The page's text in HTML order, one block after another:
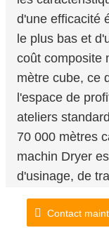
d'une efficacité
le plus bas et
coût composite
mètre cube, ce
l'espace de
ateliers
70 000 mètres
machin Dryer
d'usinage, de
poinçonnage,
peinture.
Contact